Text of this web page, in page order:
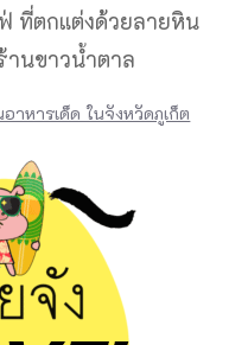
ฟ่ ที่ตกแต่งด้วยลายหิน
นขาวน้ำตาล
าหารเด็ด ในจังหวัดภูเก็ต